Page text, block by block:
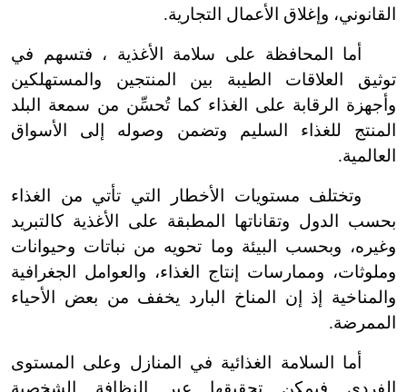
القانوني، وإغلاق الأعمال التجارية.
أما المحافظة على سلامة الأغذية ، فتسهم في
توثيق العلاقات الطيبة بين المنتجين والمستهلكين
وأجهزة الرقابة على الغذاء كما تُحسِّن من سمعة البلد
المنتج للغذاء السليم وتضمن وصوله إلى الأسواق
العالمية.
وتختلف مستويات الأخطار التي تأتي من الغذاء
بحسب الدول وتقاناتها المطبقة على الأغذية كالتبريد
وغيره، وبحسب البيئة وما تحويه من نباتات وحيوانات
وملوثات، وممارسات إنتاج الغذاء، والعوامل الجغرافية
والمناخية إذ إن المناخ البارد يخفف من بعض الأحياء
الممرضة.
أما السلامة الغذائية في المنازل وعلى المستوى
الفردي فيمكن تحقيقها عبر النظافة الشخصية